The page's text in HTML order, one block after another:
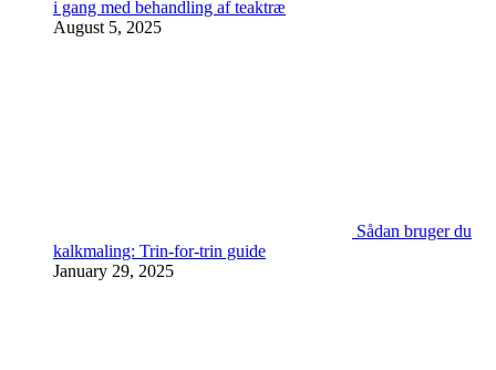
i gang med behandling af teaktræ
August 5, 2025
Sådan bruger du
kalkmaling: Trin-for-trin guide
January 29, 2025